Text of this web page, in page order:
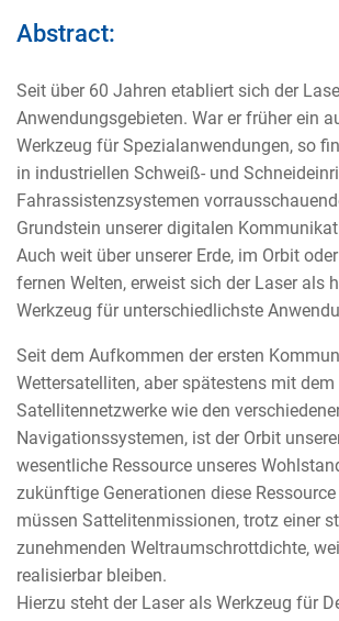
Abstract:
Seit über 60 Jahren etabliert sich der
Anwendungsgebieten. War er früher ein
Werkzeug für Spezialanwendungen, so
in industriellen Schweiß- und
Fahrassistenzsystemen
Grundstein unserer digitalen
Auch weit über unserer Erde, im Orbit
fernen Welten, erweist sich der Laser als
Werkzeug für unterschiedlichste
Seit dem Aufkommen der ersten
Wettersatelliten, aber spätestens mit
Satellitennetzwerke wie den
Navigationssystemen, ist der Orbit
wesentliche Ressource unseres
zukünftige Generationen diese
müssen Sattelitenmissionen, trotz einer
zunehmenden Weltraumschrottdichte,
realisierbar bleiben.
Hierzu steht der Laser als Werkzeug für